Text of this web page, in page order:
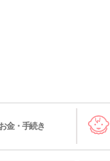
お金・手続き